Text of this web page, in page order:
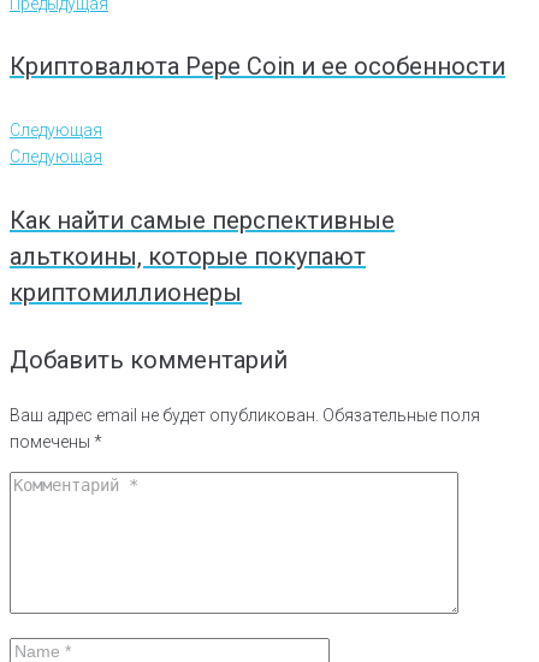
Криптовалюта Pepe Coin и ее особенности
Следующая
Следующая
Как найти самые перспективные
альткоины, которые покупают
криптомиллионеры
Добавить комментарий
Ваш адрес email не будет опубликован. Обязательные поля
помечены *